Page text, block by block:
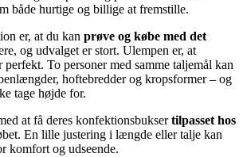
både hurtige og billige at fremstille.
er, at du kan prøve og købe med det
og udvalget er stort. Ulempen er, at
To personer med samme taljemål kan
hoftebredder og kropsformer – og
tage højde for.
at få deres konfektionsbuksertilpasset hos
En lille justering i længde eller talje kan
komfort og udseende.